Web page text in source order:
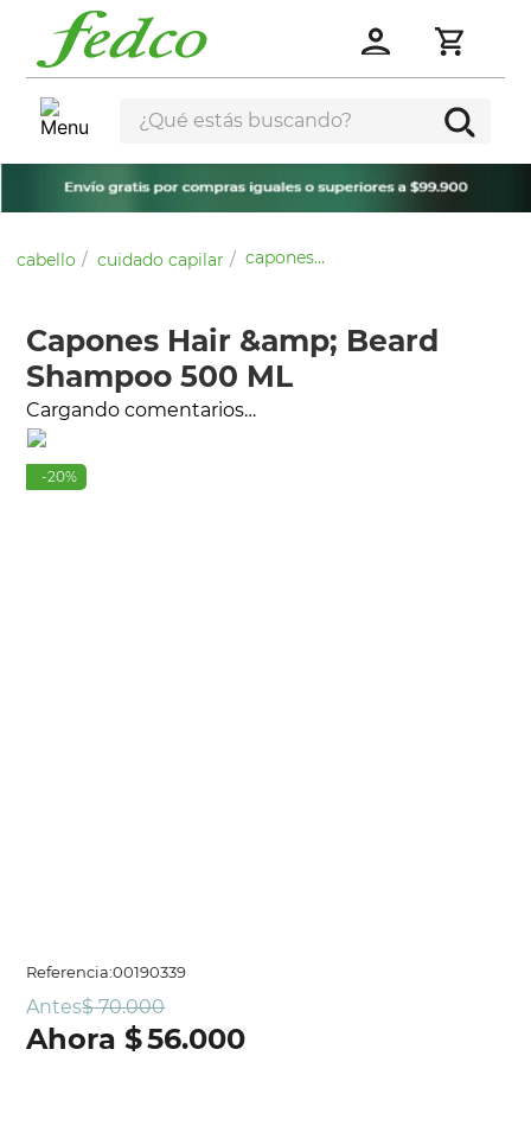
¿Qué estás buscando?
cabello cuidado capilar capones hair &amp; beard shampoo 500 ml
Capones Hair &amp; Beard
Shampoo 500 ML
Cargando comentarios…
-20%
Referencia:00190339
Antes$ 70.000
$56.000